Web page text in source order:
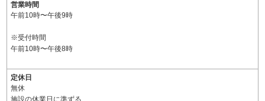
営業時間
午前10時〜午後9時
※受付時間
午前10時〜午後8時
定休日
無休
施設の休業日に準ずる